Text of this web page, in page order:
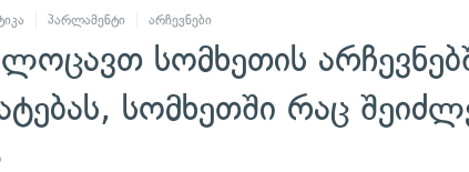
პარლამენტი არჩევნები
სომხეთის
სომხეთში რაც